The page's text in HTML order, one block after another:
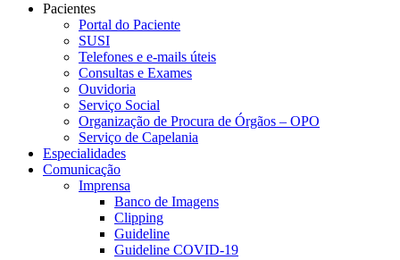
Pacientes
Portal do Paciente
SUSI
Telefones e e-mails úteis
Consultas e Exames
Ouvidoria
Serviço Social
Organização de Procura de Órgãos – OPO
Serviço de Capelania
Especialidades
Comunicação
Imprensa
Banco de Imagens
Clipping
Guideline
Guideline COVID-19